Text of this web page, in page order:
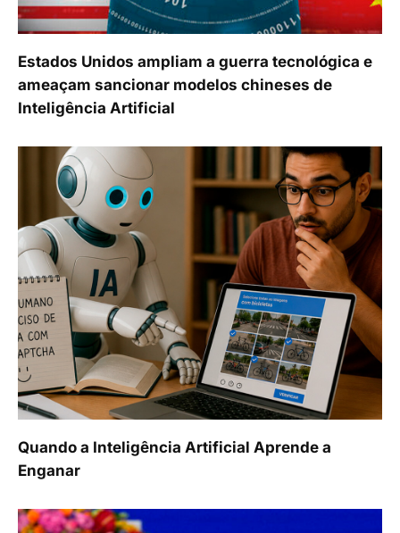
Estados Unidos ampliam a guerra tecnológica e
ameaçam sancionar modelos chineses de
Inteligência Artificial
Quando a Inteligência Artificial Aprende a
Enganar